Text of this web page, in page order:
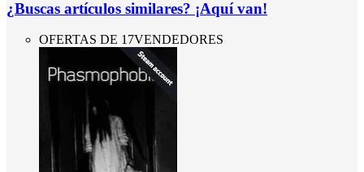
¿Buscas artículos similares? ¡Aquí van!
OFERTAS DE 17VENDEDORES